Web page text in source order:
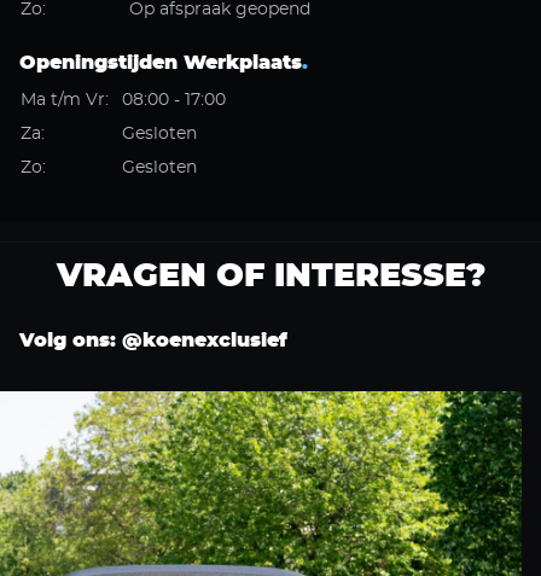
Zo:
Op afspraak geopend
Openingstijden Werkplaats.
Ma t/m Vr:
08:00 - 17:00
Za:
Gesloten
Zo:
Gesloten
VRAGEN OF INTERESSE?
Volg ons: @koenexclusief